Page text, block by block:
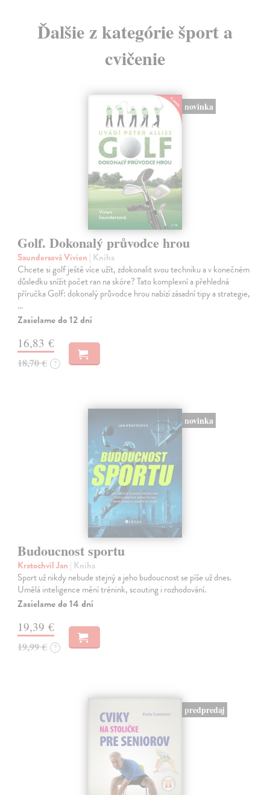
Ďalšie z kategórie šport a
cvičenie
novinka
Golf. Dokonalý průvodce hrou
Saundersová Vivien | Kniha
Chcete si golf ještě více užít, zdokonalit svou techniku a v konečném
důsledku snížit počet ran na skóre? Tato komplexní a přehledná
příručka Golf: dokonalý průvodce hrou nabízí zásadní tipy a strategie,
…
Zasielame do 12 dní
16,83 €
18,70 € ?
novinka
Budoucnost sportu
Kratochvíl Jan | Kniha
Sport už nikdy nebude stejný a jeho budoucnost se píše už dnes.
Umělá inteligence mění trénink, scouting i rozhodování.
Zasielame do 14 dní
19,39 €
19,99 € ?
predpredaj